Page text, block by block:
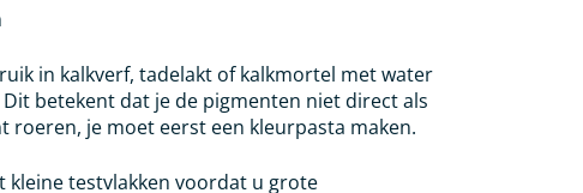
in kalkverf, tadelakt of kalkmortel met water
betekent dat je de pigmenten niet direct als
roeren, je moet eerst een kleurpasta maken.
kleine testvlakken voordat u grote